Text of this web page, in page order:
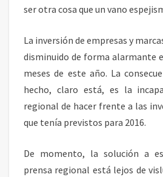
ser otra cosa que un vano
La inversión de empresas y
disminuido de forma alarmante
meses de este año. La
hecho, claro está, es la
regional de hacer frente a las
que tenía previstos para 2016.
De momento, la solución a
prensa regional está lejos de